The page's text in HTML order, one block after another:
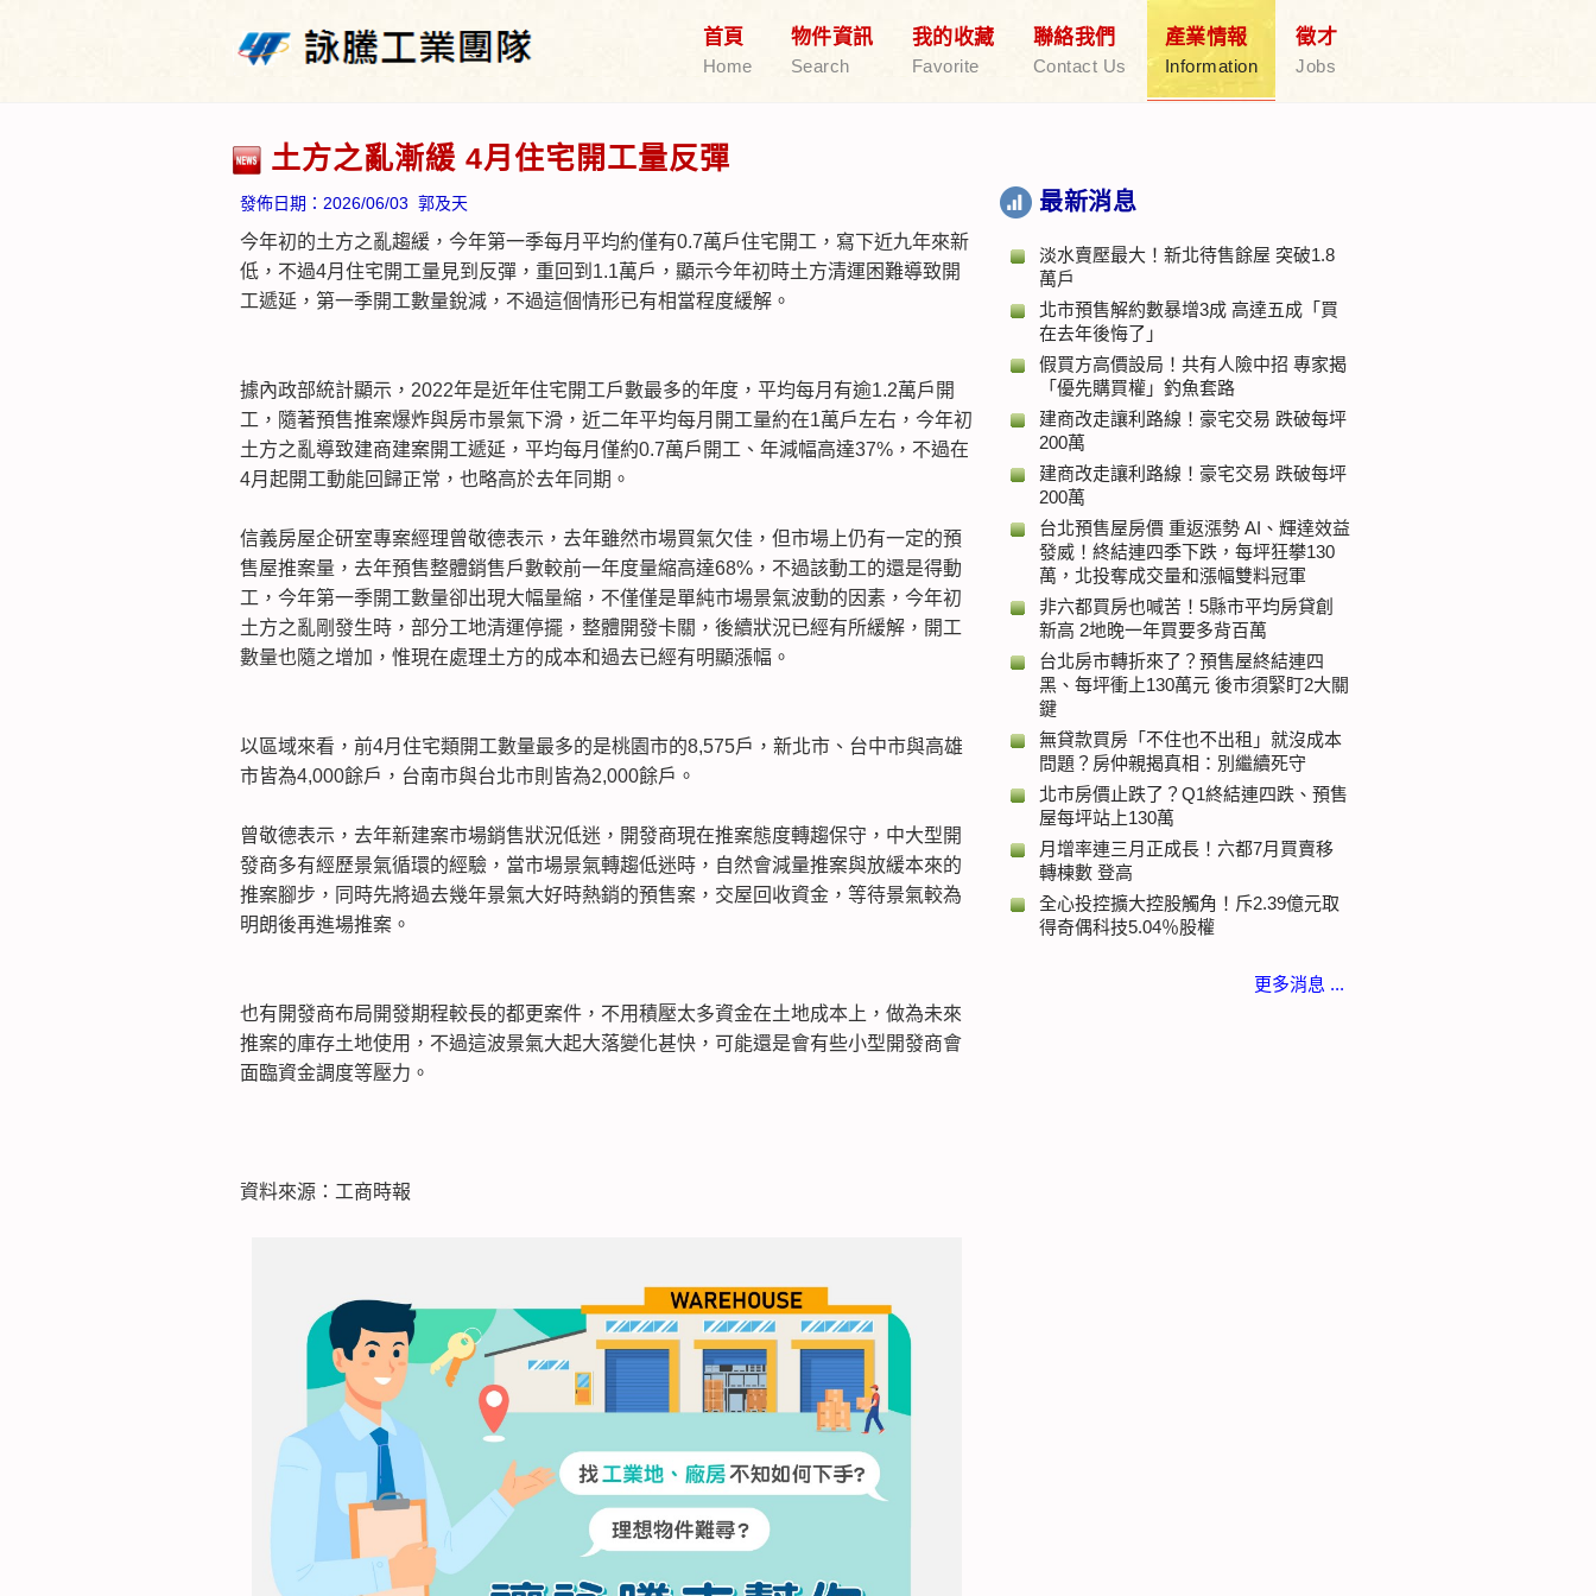
首頁
Home
物件資訊
Search
我的收藏
Favorite
聯絡我們
Contact Us
產業情報
Information
徵才
Jobs
土方之亂漸緩 4月住宅開工量反彈
發佈日期： 2026/06/03 郭及天
今年初的土方之亂趨緩，今年第一季每月平均約僅有0.7萬戶住宅開工，寫下近九年來新
低，不過4月住宅開工量見到反彈，重回到1.1萬戶，顯示今年初時土方清運困難導致開
工遞延，第一季開工數量銳減，不過這個情形已有相當程度緩解。
據內政部統計顯示，2022年是近年住宅開工戶數最多的年度，平均每月有逾1.2萬戶開
工，隨著預售推案爆炸與房市景氣下滑，近二年平均每月開工量約在1萬戶左右，今年初
土方之亂導致建商建案開工遞延，平均每月僅約0.7萬戶開工、年減幅高達37%，不過在
4月起開工動能回歸正常，也略高於去年同期。
信義房屋企研室專案經理曾敬德表示，去年雖然市場買氣欠佳，但市場上仍有一定的預
售屋推案量，去年預售整體銷售戶數較前一年度量縮高達68%，不過該動工的還是得動
工，今年第一季開工數量卻出現大幅量縮，不僅僅是單純市場景氣波動的因素，今年初
土方之亂剛發生時，部分工地清運停擺，整體開發卡關，後續狀況已經有所緩解，開工
數量也隨之增加，惟現在處理土方的成本和過去已經有明顯漲幅。
以區域來看，前4月住宅類開工數量最多的是桃園市的8,575戶，新北市、台中市與高雄
市皆為4,000餘戶，台南市與台北市則皆為2,000餘戶。
曾敬德表示，去年新建案市場銷售狀況低迷，開發商現在推案態度轉趨保守，中大型開
發商多有經歷景氣循環的經驗，當市場景氣轉趨低迷時，自然會減量推案與放緩本來的
推案腳步，同時先將過去幾年景氣大好時熱銷的預售案，交屋回收資金，等待景氣較為
明朗後再進場推案。
也有開發商布局開發期程較長的都更案件，不用積壓太多資金在土地成本上，做為未來
推案的庫存土地使用，不過這波景氣大起大落變化甚快，可能還是會有些小型開發商會
面臨資金調度等壓力。
資料來源：工商時報
最新消息
淡水賣壓最大！新北待售餘屋 突破1.8
萬戶
北市預售解約數暴增3成 高達五成「買
在去年後悔了」
假買方高價設局！共有人險中招 專家揭
「優先購買權」釣魚套路
建商改走讓利路線！豪宅交易 跌破每坪
200萬
建商改走讓利路線！豪宅交易 跌破每坪
200萬
台北預售屋房價 重返漲勢 AI、輝達效益
發威！終結連四季下跌，每坪狂攀130
萬，北投奪成交量和漲幅雙料冠軍
非六都買房也喊苦！5縣市平均房貸創
新高 2地晚一年買要多背百萬
台北房市轉折來了？預售屋終結連四
黑、每坪衝上130萬元 後市須緊盯2大關
鍵
無貸款買房「不住也不出租」就沒成本
問題？房仲親揭真相：別繼續死守
北市房價止跌了？Q1終結連四跌、預售
屋每坪站上130萬
月增率連三月正成長！六都7月買賣移
轉棟數 登高
全心投控擴大控股觸角！斥2.39億元取
得奇偶科技5.04％股權
更多消息 ...